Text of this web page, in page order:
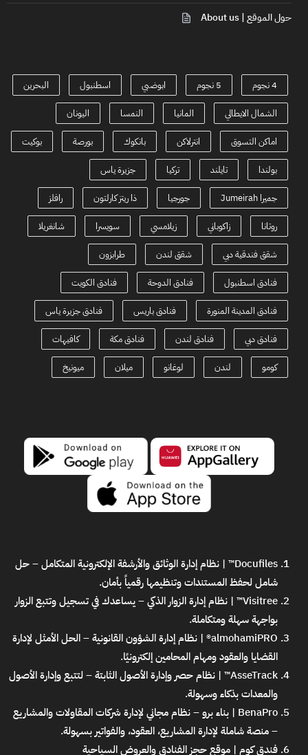
حول الموقع | About us
4 نجوم 5 نجوم ابوضبي اسطنبول البحرين
الشمال الايطالي المانيا النمسا اليونان
اماكن التسوق انترلاكن بانكوك بورصة بوكيت
بولندا تايلند تركيا جزيرة ياس
جميرا Jumeirah جورجيا ذا ريتز كارلتون رافلز
روتانا زاكوباني زيلامسي سويسرا شانغريلا
شقق فندقية دبي شقق لندن طرابزون
فنادق اسطنبول فنادق الدوحة فنادق الكويت
فنادق المدينة المنورة فنادق باريس فنادق جزيرة ياس
فنادق دبي فنادق لندن فنادق مكة كافيهات
كومو لندن لوغانو ميلان ميونيخ
Docufiles™ | نظام إدارة الوثائق والأرشفة الإلكترونية المتكامل
– حل
شامل لحفظ المستندات وتنظيمها رقمياً بأمان.
Visitree™ | نظام إدارة الزوار الذكي
– يساعدك في تسجيل وتتبع الزوار
بواجهة سهلة ومتكاملة.
almohamiPRO® | نظام إدارة الشؤون القانونية
– الحل الأمثل لإدارة
القضايا والعقود ومهام المحامين إلكترونيًا.
AsseTrack™ | نظام حصر وإدارة الأصول الثابتة
– لتتبع وإدارة الأصول
والمعدات بذكاء وسهولة.
BenaPro | بناء برو – نظام مجاني لإدارة شركات المقاولات والمشاريع
– منصة شاملة لإدارة المشاريع، العقود، والفواتير بسهولة.
فندق كوم | موقع حجز الفنادق والعروض السياحية